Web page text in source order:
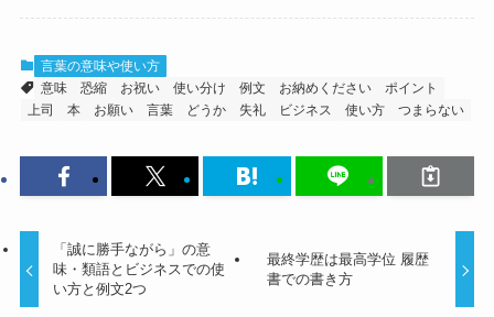
言葉の意味や使い方
意味
恐縮 お祝い 使い分け 例文 お納めください
ポイント
上司
本 お願い 言葉 どうか 失礼 ビジネス 使い方 つまらない
「誠に勝手ながら」の意
味・類語とビジネスでの使
い方と例文2つ
最終学歴は最高学位 履歴
書での書き方